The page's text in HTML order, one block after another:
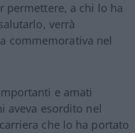
permettere, a chi lo ha
verrà
commemorativa nel
e amati
aveva esordito nel
che lo ha portato